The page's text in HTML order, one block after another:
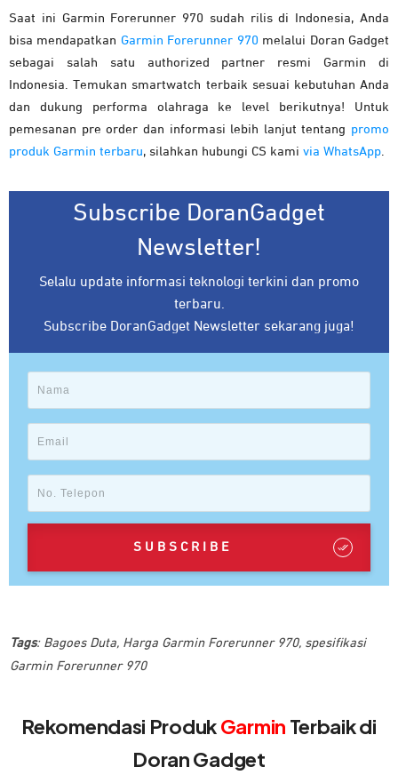
Saat ini Garmin Forerunner 970 sudah rilis di Indonesia, Anda
bisa mendapatkan Garmin Forerunner 970 melalui Doran Gadget
sebagai salah satu authorized partner resmi Garmin di
Indonesia. Temukan smartwatch terbaik sesuai kebutuhan Anda
dan dukung performa olahraga ke level berikutnya! Untuk
pemesanan pre order dan informasi lebih lanjut tentang promo
produk Garmin terbaru, silahkan hubungi CS kami via WhatsApp
Subscribe DoranGadget
Newsletter!
Selalu update informasi teknologi terkini dan promo
terbaru.
Subscribe DoranGadget Newsletter sekarang juga!
SUBSCRIBE
Tags: Bagoes Duta, Harga Garmin Forerunner 970, spesifikasi
Garmin Forerunner 970
Rekomendasi ProdukGarmin Terbaik di
Doran Gadget